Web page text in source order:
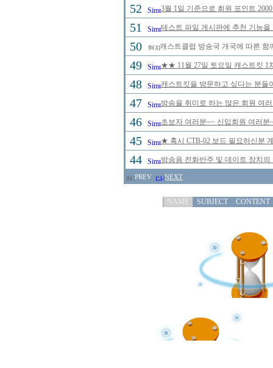
52 3월 1일 기준으로 회원 포인트
51 테스트 파일 게시판에 추천 기능
50 캐스트클럽 방송국 개국에 따른
49 ★★ 11월 27일 토요일 캐스트킷
48 캐스트킷을 방문하고 싶다는 분
47 방송을 취미로 하는 많은 회원 여
46 초보자 여러분~~ 신입회원 여러
45 ★ 혹시 CTB-02 보드 필요하신분
44 방송용 전화반주 및 데이트 장치
PREV NEXT